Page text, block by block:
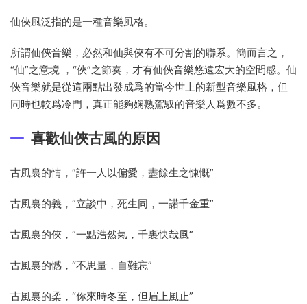
仙俠風泛指的是一種音樂風格。
所謂仙俠音樂，必然和仙與俠有不可分割的聯系。簡而言之，
“仙”之意境 ，“俠”之節奏，才有仙俠音樂悠遠宏大的空間感。仙
俠音樂就是從這兩點出發成爲的當今世上的新型音樂風格，但
同時也較爲冷門，真正能夠娴熟駕馭的音樂人爲數不多。
喜歡仙俠古風的原因
古風裏的情，“許一人以偏愛，盡餘生之慷慨”
古風裏的義，“立談中，死生同，一諾千金重”
古風裏的俠，“一點浩然氣，千裏快哉風”
古風裏的憾，“不思量，自難忘”
古風裏的柔，“你來時冬至，但眉上風止”